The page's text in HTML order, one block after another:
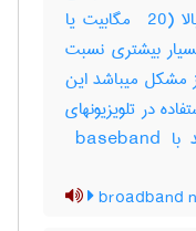
قابلیت انجام عملیات در سرعتهای بالا (‎ 20 مگابیت یا
بیشتری نسبت
مشکل میباشد این
در تلویزیونهای
کابلی (‎CATV) است مقایسه کنید با ‎ baseband
broadband